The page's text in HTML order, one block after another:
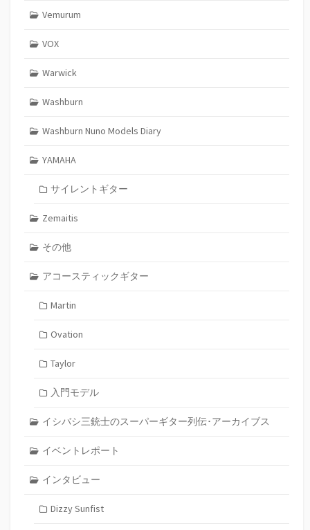
Vemurum
VOX
Warwick
Washburn
Washburn Nuno Models Diary
YAMAHA
サイレントギター
Zemaitis
その他
アコースティックギター
Martin
Ovation
Taylor
入門モデル
イシバシ三銃士のスーパーギター列伝･アーカイブス
イベントレポート
インタビュー
Dizzy Sunfist